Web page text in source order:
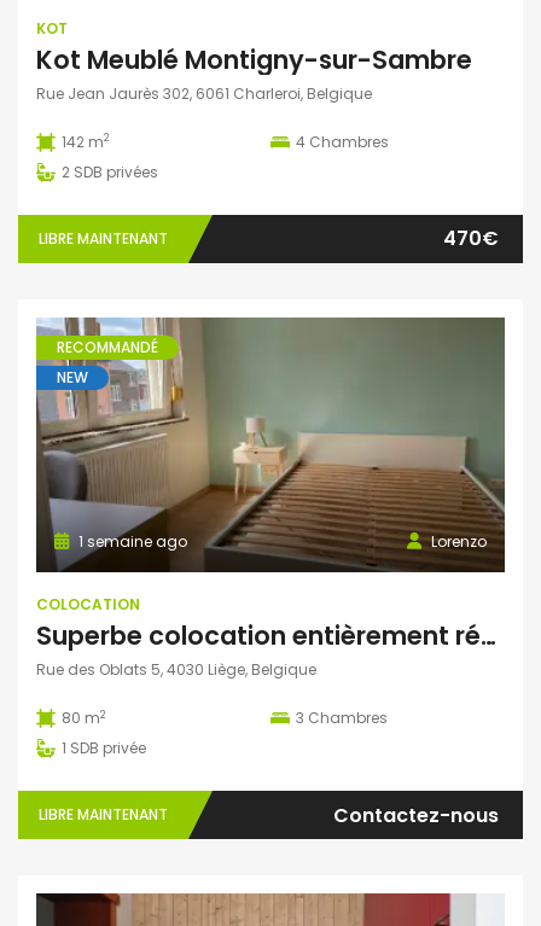
KOT
Kot Meublé Montigny-sur-Sambre
Rue Jean Jaurès 302, 6061 Charleroi, Belgique
142 m2 4 Chambres
2 SDB privées
LIBRE MAINTENANT 470€
RECOMMANDÉ
NEW
Lorenzo
1 semaine ago
COLOCATION
Superbe colocation entièrement rénovée à Grivegnée (Liège)
Rue des Oblats 5, 4030 Liège, Belgique
80 m2 3 Chambres
1 SDB privée
LIBRE MAINTENANT Contactez-nous